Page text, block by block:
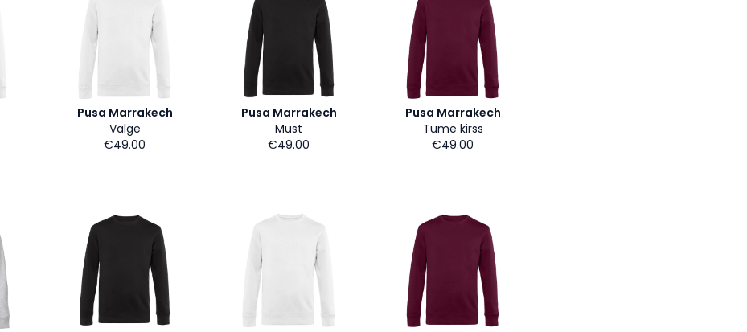
Pusa Marrakech
Valge
€49.00
Pusa Marrakech
Must
€49.00
Pusa Marrakech
Tume kirss
€49.00